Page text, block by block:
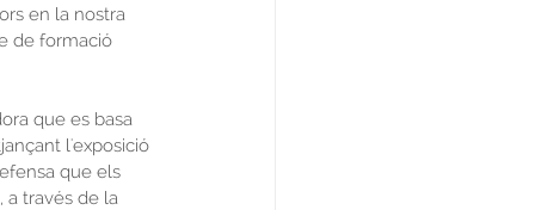
en la nostra
de formació
que es basa
l'exposició
que els
a través de la